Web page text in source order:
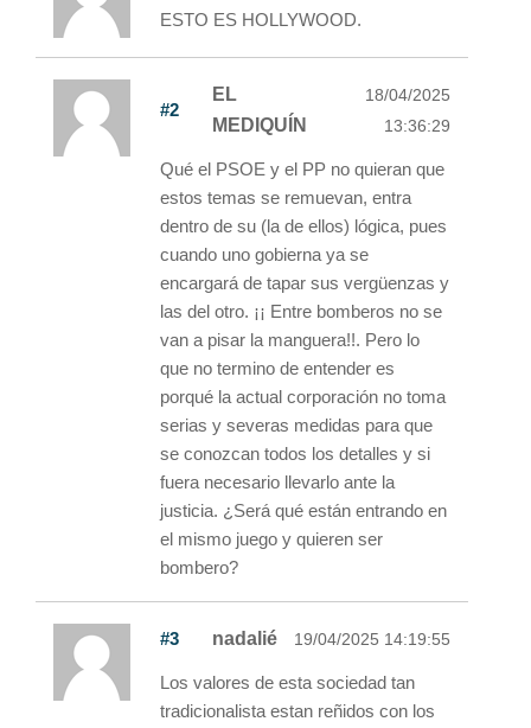
ESTO ES HOLLYWOOD.
#2
EL
MEDIQUÍN
18/04/2025
13:36:29
Qué el PSOE y el PP no quieran que
estos temas se remuevan, entra
dentro de su (la de ellos) lógica, pues
cuando uno gobierna ya se
encargará de tapar sus vergüenzas y
las del otro. ¡¡ Entre bomberos no se
van a pisar la manguera!!. Pero lo
que no termino de entender es
porqué la actual corporación no toma
serias y severas medidas para que
se conozcan todos los detalles y si
fuera necesario llevarlo ante la
justicia. ¿Será qué están entrando en
el mismo juego y quieren ser
bombero?
#3 nadalié 19/04/2025 14:19:55
Los valores de esta sociedad tan
tradicionalista estan reñidos con los